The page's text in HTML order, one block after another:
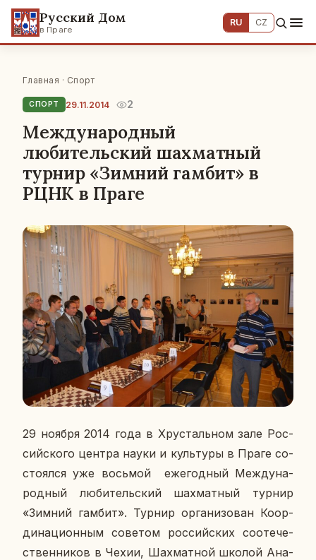
Русский Дом
в Праге
RU CZ
Главная · Спорт
СПОРТ 29.11.2014 2
Международный
любительский шахматный
турнир «Зимний гамбит» в
РЦНК в Праге
29 ноября 2014 года в Хру­сталь­ном зале Рос­
сий­ско­го центра науки и куль­ту­ры в Праге со­
сто­ял­ся уже вось­мой еже­год­ный Меж­ду­на­
род­ный лю­би­тель­ский шах­мат­ный турнир
«Зимний гамбит». Турнир ор­га­ни­зо­ван Ко­ор­
ди­на­ци­он­ным со­ве­том рос­сий­ских со­оте­че­
ствен­ни­ков в Чехии, Шах­мат­ной школой Ана­